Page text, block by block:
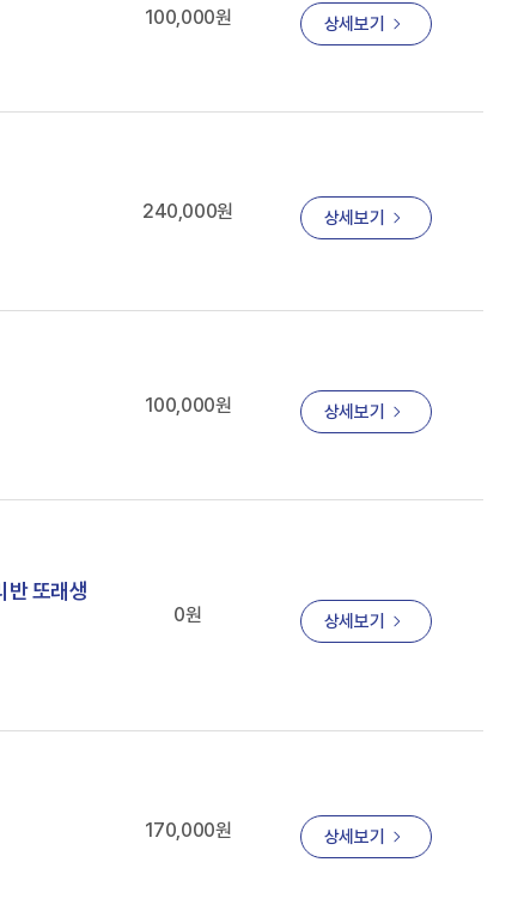
100,000원 상세보기
240,000원 상세보기
100,000원 상세보기
또래생
0원 상세보기
170,000원 상세보기